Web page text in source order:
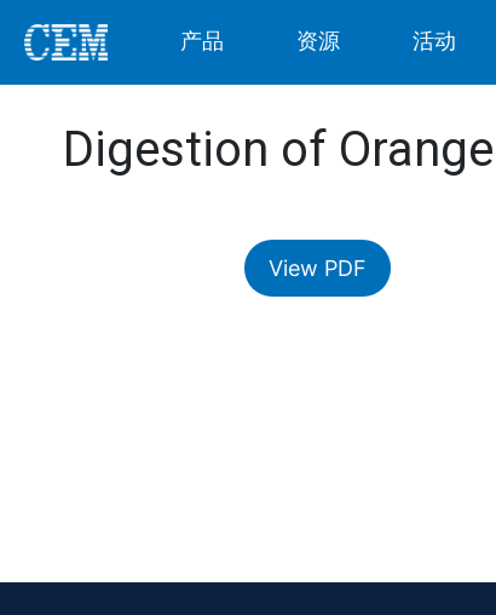
产品 资源 活动
Digestion of
View PDF